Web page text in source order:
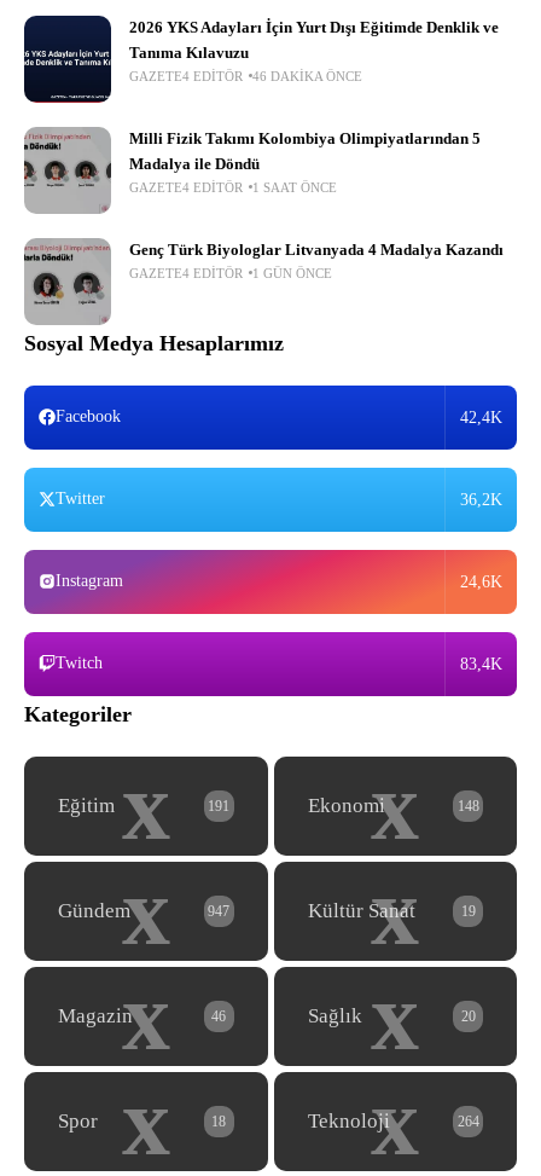
2026 YKS Adayları İçin Yurt Dışı Eğitimde Denklik ve
Tanıma Kılavuzu
GAZETE4 EDITÖR 46 DAKIKA ÖNCE
Milli Fizik Takımı Kolombiya Olimpiyatlarından 5
Madalya ile Döndü
GAZETE4 EDITÖR 1 SAAT ÖNCE
Genç Türk Biyologlar Litvanyada 4 Madalya Kazandı
GAZETE4 EDITÖR 1 GÜN ÖNCE
Sosyal Medya Hesaplarımız
Facebook 42,4K
Twitter 36,2K
Instagram 24,6K
Twitch 83,4K
Kategoriler
x
Eğitim 191 x
Ekonomi 148
x
Gündem 947 x
Kültür Sanat 19
x
Magazin 46 x
Sağlık 20
x
Spor 18 x
Teknoloji 264